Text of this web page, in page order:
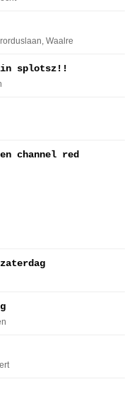
, Waalre
in splotsz!!
channel red